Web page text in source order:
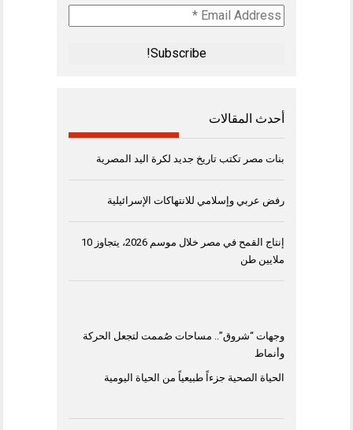
Email
Address
أحدث المقالات
بنات مصر تكتب تاريخ جديد لكرة اليد المصرية
رفض عربي وإسلامي للانتهاكات الإسرائيلية
إنتاج القمح في مصر خلال موسم 2026، يتجاوز 10
ملايين طن
وجهات “شروق”.. مساحات صُممت لتجعل الحركة
وأنماط
الحياة الصحية جزءاً طبيعياً من الحياة اليومية